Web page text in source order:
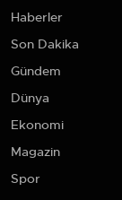
Haberler
Son Dakika
Gündem
Dünya
Ekonomi
Magazin
Spor